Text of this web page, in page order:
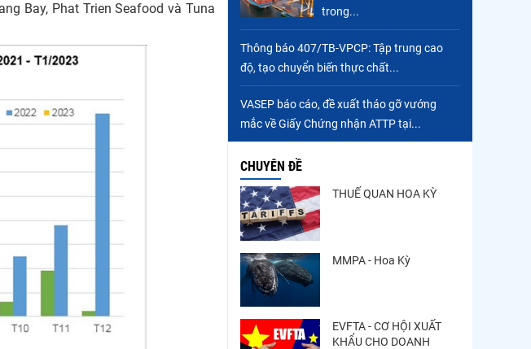
Bay, Phat Trien Seafood và Tuna
trong...
Thông báo 407/TB-VPCP: Tập trung cao
độ, tạo chuyển biến thực chất...
VASEP báo cáo, đề xuất tháo gỡ vướng
mắc về Giấy Chứng nhận ATTP tại...
CHUYÊN ĐỀ
THUẾ QUAN HOA KỲ
MMPA - Hoa Kỳ
EVFTA - CƠ HỘI XUẤT
KHẨU CHO DOANH